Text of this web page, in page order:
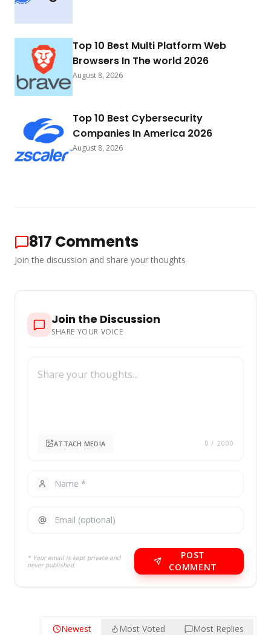
Top 10 Best Multi Platform Web
Browsers In The world 2026
August 8, 2026
Top 10 Best Cybersecurity
Companies In America 2026
August 8, 2026
817 Comments
Join the discussion and share your thoughts
Join the Discussion
SHARE YOUR VOICE
ATTACH MEDIA 0 / 2000
* Your email is kept private and
never published.
POST
COMMENT
Newest Most Voted Most Replies